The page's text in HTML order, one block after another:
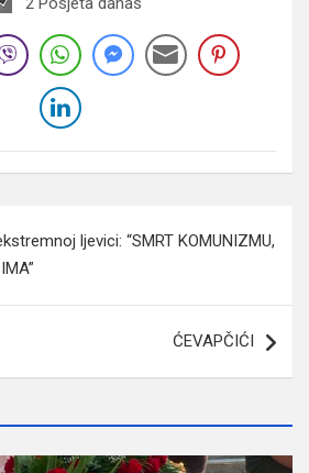
ljevici: “SMRT KOMUNIZMU,
ĆEVAPČIĆI